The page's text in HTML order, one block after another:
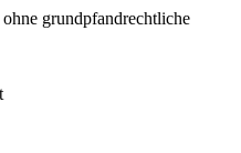
grundpfandrechtliche